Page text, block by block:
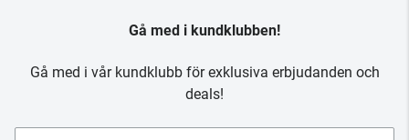
Gå med i kundklubben!
Gå med i vår kundklubb för exklusiva erbjudanden och
deals!